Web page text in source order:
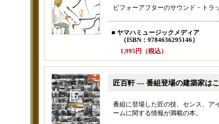
ビフォーアフターのサウンド・トラ
■ ヤマハミュージックメディア
（ISBN：9784636295146）
1,995円（税込）
匠百軒 ― 番組登場の建築家は
番組に登場した匠の技、センス、ア
ームに関する情報が満載の本。